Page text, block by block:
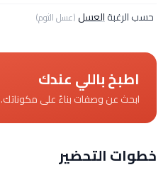
حسب الرغبةالعسل(عسل الثوم)
اطبخ باللي عندك
ابحث عن وصفات بناءً على مكوناتك.
خطوات التحضير